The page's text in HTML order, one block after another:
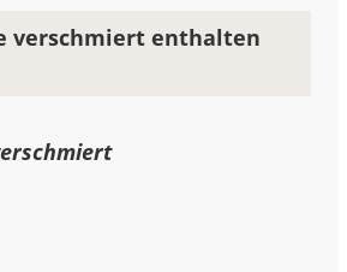
verschmiert enthalten